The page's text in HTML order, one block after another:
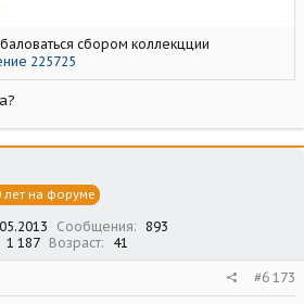
сбором коллекцции
225725
лет на форуме
Сообщения
893
1 187 Возраст 41
#6 173